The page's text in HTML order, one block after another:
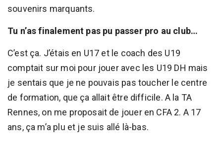
souvenirs marquants.
Tu n’as finalement pas pu passer pro au club…
C’est ça. J’étais en U17 et le coach des U19
comptait sur moi pour jouer avec les U19 DH mais
je sentais que je ne pouvais pas toucher le centre
de formation, que ça allait être difficile. A la TA
Rennes, on me proposait de jouer en CFA 2. A 17
ans, ça m’a plu et je suis allé là-bas.